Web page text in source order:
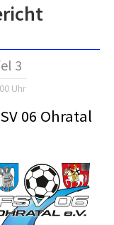
3
Uhr
06 Ohratal